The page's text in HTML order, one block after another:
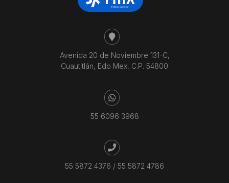
Avenida 20 de Noviembre 131-C,
Cuautitlán, Edo Mex, C.P. 54800
55 6096 3968
55 5872 4376 / 55 5872 4786